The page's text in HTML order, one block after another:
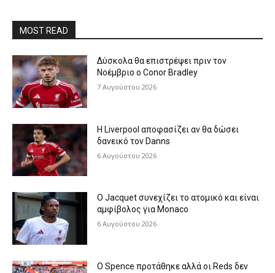
MOST READ
Δύσκολα θα επιστρέψει πριν τον
Νοέμβριο ο Conor Bradley
7 Αυγούστου 2026
Η Liverpool αποφασίζει αν θα δώσει
δανεικό τον Danns
6 Αυγούστου 2026
Ο Jacquet συνεχίζει το ατομικό και είναι
αμφίβολος για Monaco
6 Αυγούστου 2026
Ο Spence προτάθηκε αλλά οι Reds δεν